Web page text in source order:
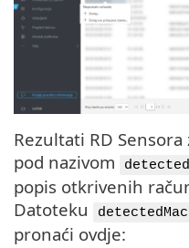
Rezultati RD
pod nazivom
popis otkrivenih
Datoteku
pronaći ovdje: